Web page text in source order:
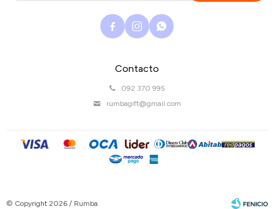
Contacto
092 370 995
rumbagift@gmail.com
  
© Copyright 2026 / Rumba